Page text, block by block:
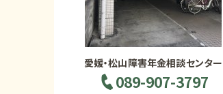
愛媛・松山障害年金相談センター
089-907-3797